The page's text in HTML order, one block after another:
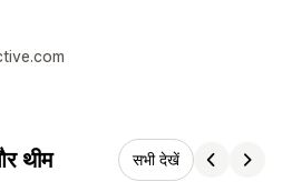
थीम सभी देखें